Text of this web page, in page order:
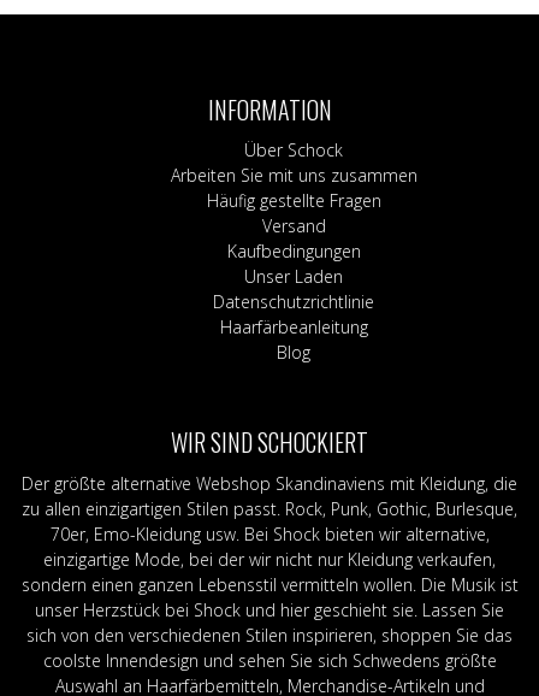
INFORMATION
Über Schock
Arbeiten Sie mit uns zusammen
Häufig gestellte Fragen
Versand
Kaufbedingungen
Unser Laden
Datenschutzrichtlinie
Haarfärbeanleitung
Blog
WIR SIND SCHOCKIERT
Der größte alternative Webshop Skandinaviens mit Kleidung, die
zu allen einzigartigen Stilen passt. Rock, Punk, Gothic, Burlesque,
70er, Emo-Kleidung usw. Bei Shock bieten wir alternative,
einzigartige Mode, bei der wir nicht nur Kleidung verkaufen,
sondern einen ganzen Lebensstil vermitteln wollen. Die Musik ist
unser Herzstück bei Shock und hier geschieht sie. Lassen Sie
sich von den verschiedenen Stilen inspirieren, shoppen Sie das
coolste Innendesign und sehen Sie sich Schwedens größte
Auswahl an Haarfärbemitteln, Merchandise-Artikeln und